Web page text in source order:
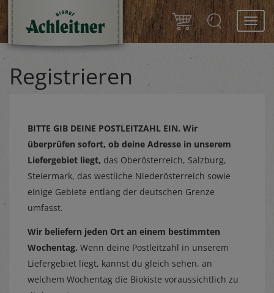
Registrieren
BITTE GIB DEINE POSTLEITZAHL EIN. Wir
überprüfen sofort, ob deine Adresse in unserem
Liefergebiet liegt, das Oberösterreich, Salzburg,
Steiermark, das westliche Niederösterreich sowie
einige Gebiete entlang der deutschen Grenze
umfasst.
Wir beliefern jeden Ort an einem bestimmten
Wochentag. Wenn deine Postleitzahl in unserem
Liefergebiet liegt, kannst du gleich sehen, an
welchem Wochentag die Biokiste voraussichtlich zu